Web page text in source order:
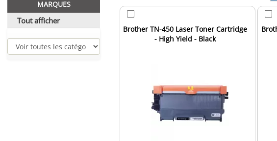
MARQUES
Tout afficher
Brother TN-450 Laser Toner Cartridge
- High Yield - Black